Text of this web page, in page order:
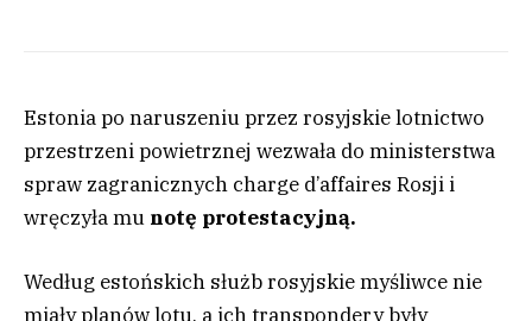
Estonia po naruszeniu przez rosyjskie lotnictwo
przestrzeni powietrznej wezwała do ministerstwa
spraw zagranicznych charge d’affaires Rosji i
wręczyła mu notę protestacyjną.
Według estońskich służb rosyjskie myśliwce nie
miały planów lotu, a ich transpondery były